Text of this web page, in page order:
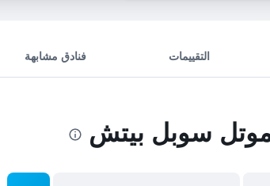
التقييمات فنادق مشابهة
سوبل بيتش